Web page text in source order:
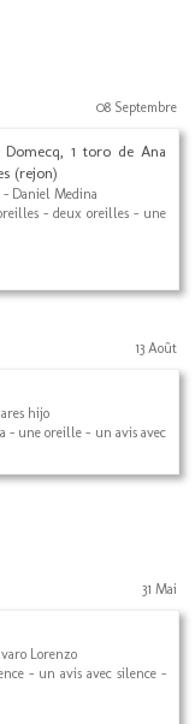
08 Septembre
1 toro de Ana
(rejon)
- Daniel Medina
- deux oreilles - une
13 Août
hijo
- une oreille - un avis avec
31 Mai
Lorenzo
- un avis avec silence -